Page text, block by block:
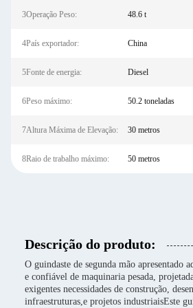
3Operação Peso: 48.6 t
4País exportador: China
5Fonte de energia: Diesel
6Peso máximo: 50.2 toneladas
7Altura Máxima de Elevação: 30 metros
8Raio de trabalho máximo: 50 metros
Descrição do produto:
O guindaste de segunda mão apresentado
e confiável de maquinaria pesada,
exigentes necessidades de construção,
infraestruturas,e projetos industriaisEste